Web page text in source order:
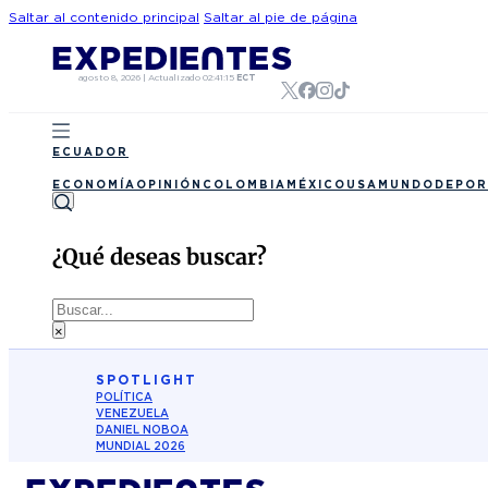
Saltar al contenido principal Saltar al pie de página
agosto 8, 2026 | Actualizado 02:41:15 ECT
ECUADOR
ECONOMÍA OPINIÓN COLOMBIA MÉXICO USA MUNDO
¿Qué deseas buscar?
Buscar
×
SPOTLIGHT
POLÍTICA
VENEZUELA
DANIEL NOBOA
MUNDIAL 2026